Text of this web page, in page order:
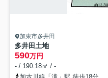
加東市多井田
多井田土地
590万円
- / 190.18㎡ / -